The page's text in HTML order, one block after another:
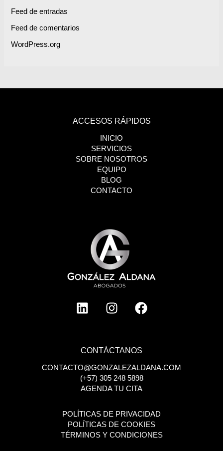
Feed de entradas
Feed de comentarios
WordPress.org
ACCESOS RÁPIDOS
INICIO
SERVICIOS
SOBRE NOSOTROS
EQUIPO
BLOG
CONTACTO
L
i
e
d
i
n
I
n
a
g
r
a
F
a
b
o
o
k
CONTÁCTANOS
CONTACTO@GONZALEZALDANA.COM
(+57) 305 248 5898
AGENDA TU CITA
POLÍTICAS DE PRIVACIDAD
POLÍTICAS DE COOKIES
TÉRMINOS Y CONDICIONES